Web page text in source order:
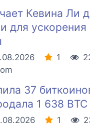
Кевина Ли
для ускорения
1
37
1 638
1